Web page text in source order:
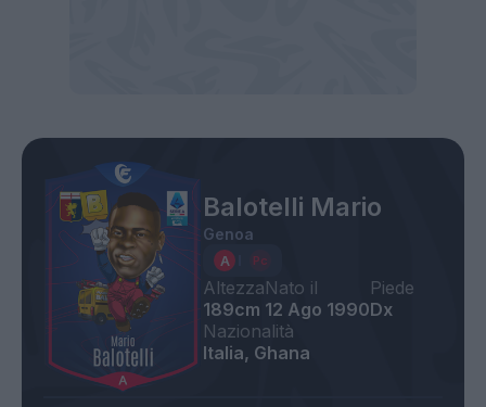
Balotelli Mario
Genoa
Altezza
189cm
Nato il
12 Ago 1990
Piede
Dx
Nazionalità
Italia, Ghana